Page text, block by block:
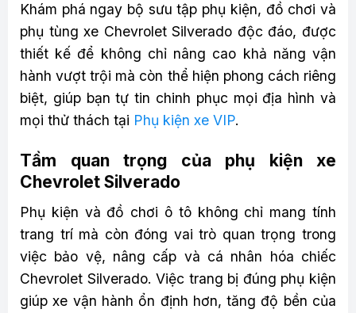
Khám phá ngay bộ sưu tập phụ kiện, đồ chơi và
phụ tùng xe Chevrolet Silverado độc đáo, được
thiết kế để không chỉ nâng cao khả năng vận
hành vượt trội mà còn thể hiện phong cách riêng
biệt, giúp bạn tự tin chinh phục mọi địa hình và
mọi thử thách tại Phụ kiện xe VIP.
Tầm quan trọng của phụ kiện xe
Chevrolet Silverado
Phụ kiện và đồ chơi ô tô không chỉ mang tính
trang trí mà còn đóng vai trò quan trọng trong
việc bảo vệ, nâng cấp và cá nhân hóa chiếc
Chevrolet Silverado. Việc trang bị đúng phụ kiện
giúp xe vận hành ổn định hơn, tăng độ bền của